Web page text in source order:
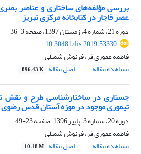
بررسی مؤلفه‌های ساختاری و عناصر
عصر قاجار در کتابخانه مرکزی تبریز
دوره 21، شماره 4، زمستان 1397، صفحه
3-36
10.30481/lis.2019.53330
فاطمه غفوری فر، فرنوش شمیلی
مشاهده مقاله
اصل مقاله 896.43 K
جستاری در ساختارشناسی طرح و نقش
تیموری موجود در موزه آستان‏ قدس‏ رضوی
دوره 20، شماره 3، پاییز 1396، صفحه
23-49
فاطمه غفوری فر، فرنوش شمیلی
مشاهده مقاله
اصل مقاله 10.18 M